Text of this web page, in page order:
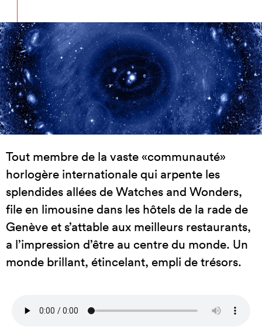
Tout membre de la vaste «communauté»
horlogère internationale qui arpente les
splendides allées de Watches and Wonders,
file en limousine dans les hôtels de la rade de
Genève et s’attable aux meilleurs restaurants,
a l’impression d’être au centre du monde. Un
monde brillant, étincelant, empli de trésors.